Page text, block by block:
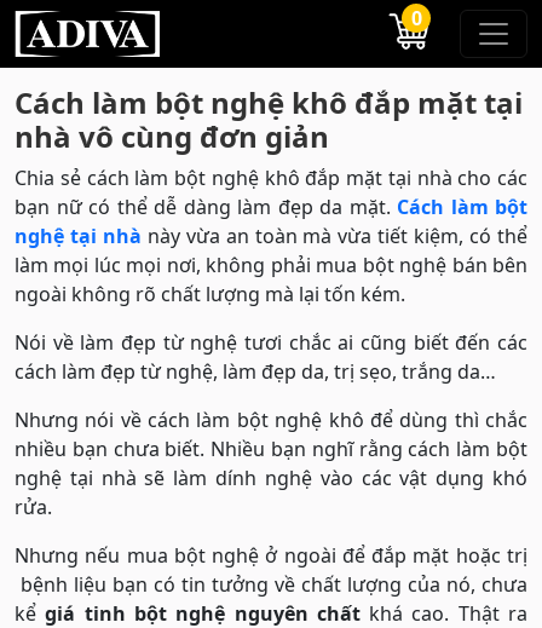
0
Cách làm bột nghệ khô đắp mặt tại
nhà vô cùng đơn giản
Chia sẻ cách làm bột nghệ khô đắp mặt tại nhà cho các
bạn nữ có thể dễ dàng làm đẹp da mặt. Cách làm bột
nghệ tại nhà này vừa an toàn mà vừa tiết kiệm, có thể
làm mọi lúc mọi nơi, không phải mua bột nghệ bán bên
ngoài không rõ chất lượng mà lại tốn kém.
Nói về làm đẹp từ nghệ tươi chắc ai cũng biết đến các
cách làm đẹp từ nghệ, làm đẹp da, trị sẹo, trắng da…
Nhưng nói về cách làm bột nghệ khô để dùng thì chắc
nhiều bạn chưa biết. Nhiều bạn nghĩ rằng cách làm bột
nghệ tại nhà sẽ làm dính nghệ vào các vật dụng khó
rửa.
Nhưng nếu mua bột nghệ ở ngoài để đắp mặt hoặc trị
bệnh liệu bạn có tin tưởng về chất lượng của nó, chưa
kểgiá tinh bột nghệ nguyên chấtkhá cao. Thật ra